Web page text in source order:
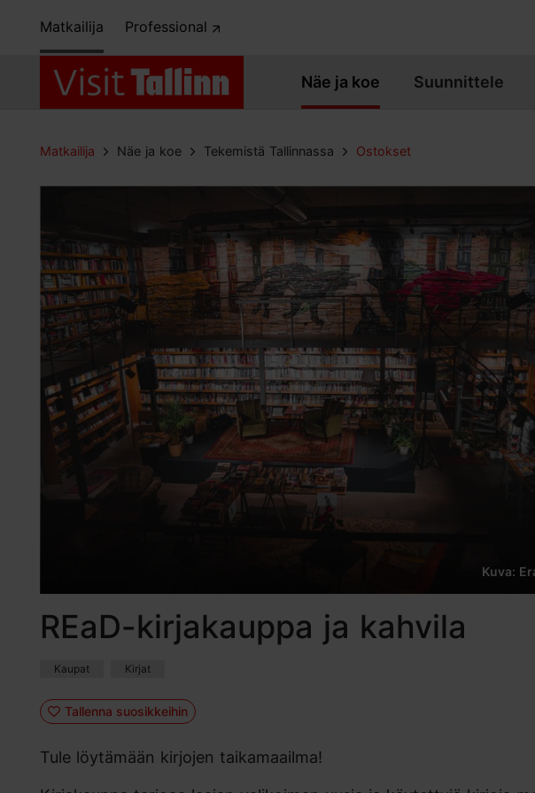
Matkailija Professional
Näe ja koe Suunnittele
Matkailija Näe ja koe Tekemistä Tallinnassa Ostokset
Kuva:
REaD-kirjakauppa ja kahvila
Kaupat Kirjat
Tallenna suosikkeihin
Tule löytämään kirjojen taikamaailma!